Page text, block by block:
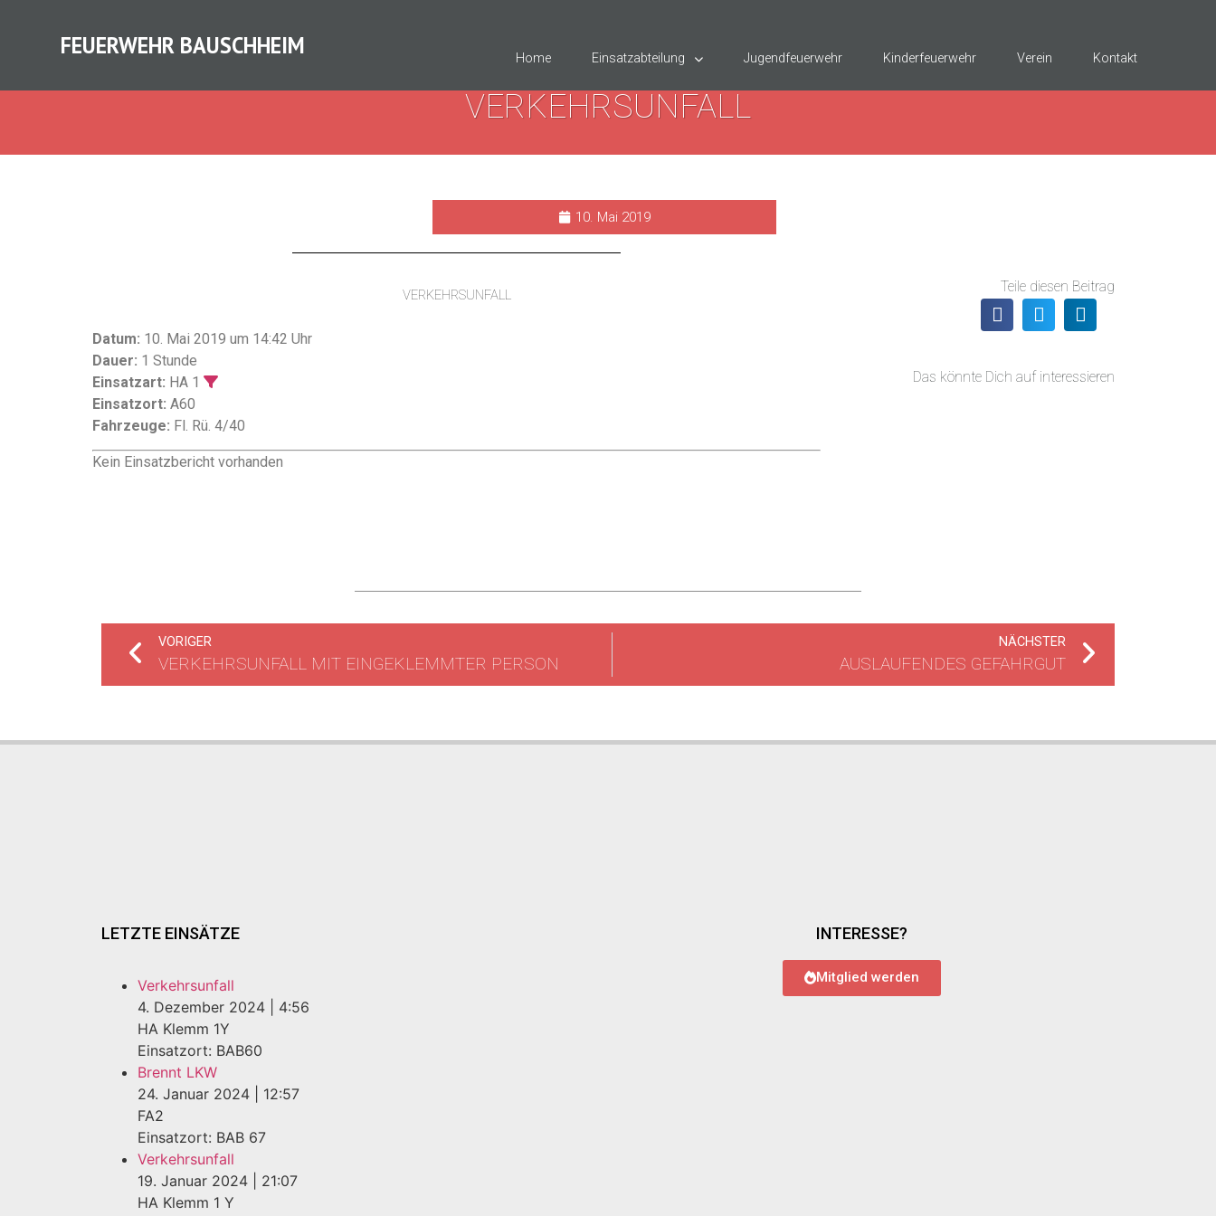
FEUERWEHR BAUSCHHEIM Home Einsatzabteilung Jugendfeuerwehr Kinderfeuerwehr Verein Kontakt
VERKEHRSUNFALL
10. Mai 2019
VERKEHRSUNFALL
Datum: 10. Mai 2019 um 14:42 Uhr
Dauer: 1 Stunde
Einsatzart: HA 1
Einsatzort: A60
Fahrzeuge: Fl. Rü. 4/40
Kein Einsatzbericht vorhanden
Teile diesen Beitrag
Das könnte Dich auf interessieren
VORIGER
VERKEHRSUNFALL MIT EINGEKLEMMTER PERSON
NÄCHSTER
AUSLAUFENDES GEFAHRGUT
LETZTE EINSÄTZE
Verkehrsunfall
4. Dezember 2024
4:56
HA Klemm 1Y
Einsatzort: BAB60
Brennt LKW
24. Januar 2024
12:57
FA2
Einsatzort: BAB 67
Verkehrsunfall
19. Januar 2024
21:07
HA Klemm 1 Y
INTERESSE?
Mitglied werden